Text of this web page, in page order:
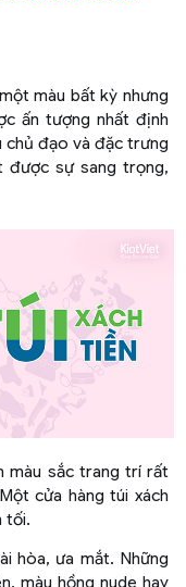
màu bất kỳ nhưng
ấn tượng nhất định
chủ đạo và đặc trưng
được sự sang trọng,
màu sắc trang trí rất
cửa hàng túi xách
tối.
hòa, ưa mắt. Những
màu hồng nude hay